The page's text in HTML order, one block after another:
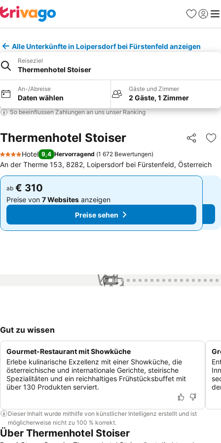
Favoriten
Alle Unterkünfte in Loipersdorf bei Fürstenfeld anzeigen
Reiseziel
Thermenhotel Stoiser
An-/Abreise
Daten wählen
Gäste und Zimmer
2 Gäste, 1 Zimmer
So beeinflussen Zahlungen an uns unser Ranking
Thermenhotel Stoiser Teilen
4 Sterne
Hotel 9,4 Hervorragend (1 672 Bewertungen)
An der Therme 153, 8282, Loipersdorf bei Fürstenfeld, Österreich
ab € 310
Preise von 7 Websitesanzeigen
Preise sehen
ab € 310
Preise von 7 Websites anzeigen
Preise sehen
1 / 62
Gut zu wissen
Gourmet-Restaurant mit Showküche
Erlebe kulinarische Exzellenz mit einer Showküche, die
österreichische und internationale Gerichte, steirische
Spezialitäten und ein reichhaltiges Frühstücksbuffet mit
über 130 Produkten serviert.
Dieser Inhalt wurde mithilfe von künstlicher Intelligenz erstellt und ist
möglicherweise nicht zu 100 % korrekt.
Über Thermenhotel Stoiser